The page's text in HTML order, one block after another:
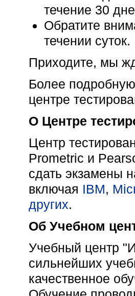
течение 30
Обратите
течении суток.
Приходите, мы
Более
центре
О Центре
Центр
Prometric и
сдать экзамены
включая IBM,
других.
Об Учебном
Учебный центр
сильнейших
качественное